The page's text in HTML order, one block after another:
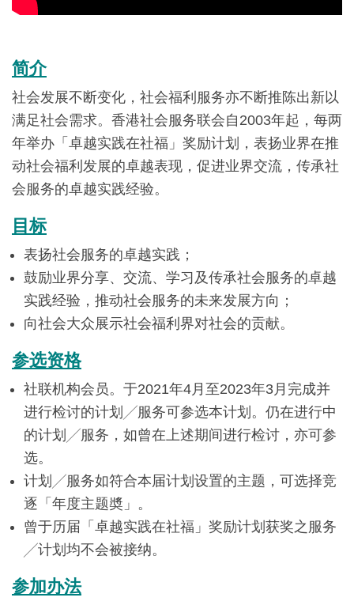
简介
社会发展不断变化，社会福利服务亦不断推陈出新以
满足社会需求。香港社会服务联会自2003年起，每两
年举办「卓越实践在社福」奖励计划，表扬业界在推
动社会福利发展的卓越表现，促进业界交流，传承社
会服务的卓越实践经验。
目标
表扬社会服务的卓越实践；
鼓励业界分享、交流、学习及传承社会服务的卓越
实践经验，推动社会服务的未来发展方向；
向社会大众展示社会福利界对社会的贡献。
参选资格
社联机构会员。于2021年4月至2023年3月完成并
进行检讨的计划╱服务可参选本计划。仍在进行中
的计划╱服务，如曾在上述期间进行检讨，亦可参
选。
计划╱服务如符合本届计划设置的主题，可选择竞
逐「年度主题奬」。
曾于历届「卓越实践在社福」奖励计划获奖之服务
╱计划均不会被接纳。
参加办法